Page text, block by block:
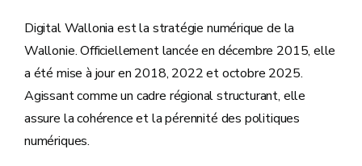
Digital Wallonia est la stratégie numérique de la
Wallonie. Officiellement lancée en décembre 2015, elle
a été mise à jour en 2018, 2022 et octobre 2025.
Agissant comme un cadre régional structurant, elle
assure la cohérence et la pérennité des politiques
numériques.